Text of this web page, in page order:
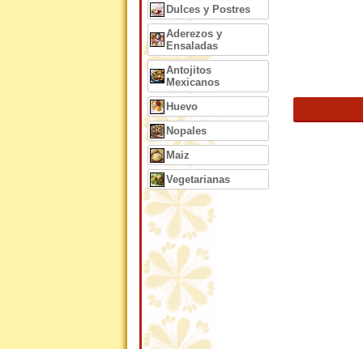
Dulces y Postres
Aderezos y
Ensaladas
Antojitos
Mexicanos
Huevo
Nopales
Maiz
Vegetarianas